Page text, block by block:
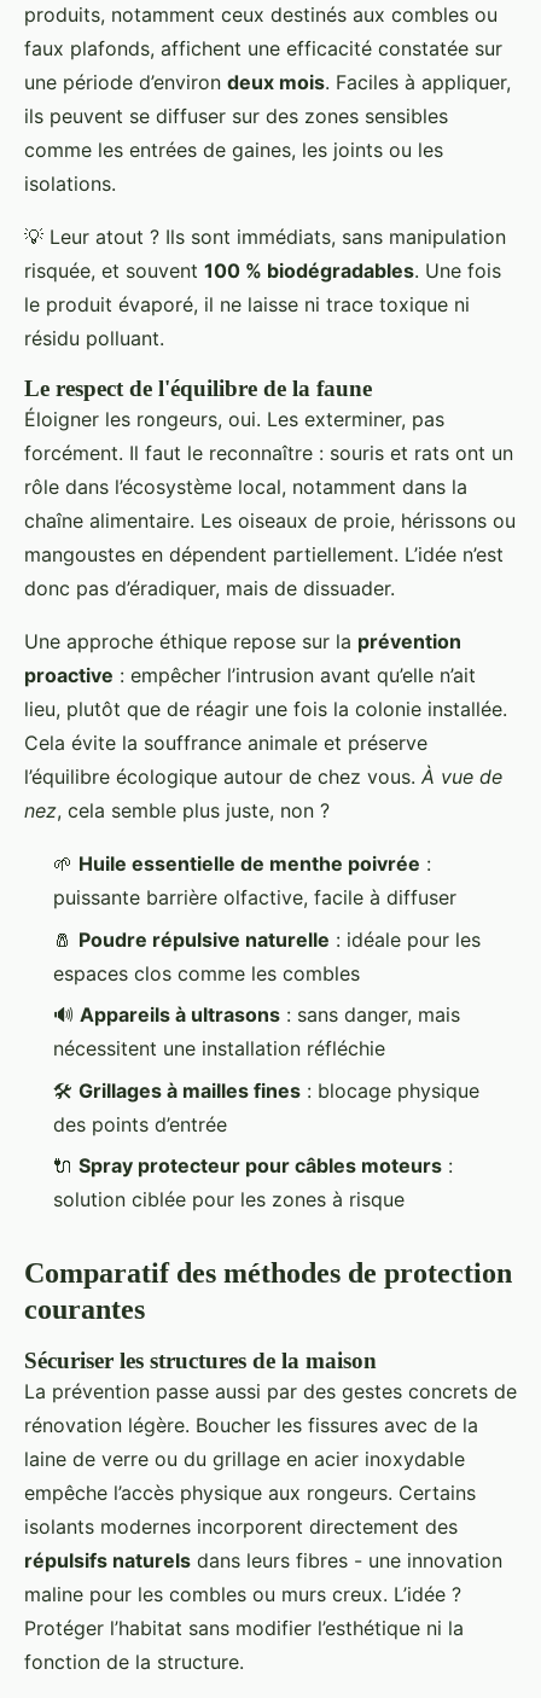
produits, notamment ceux destinés aux combles ou
faux plafonds, affichent une efficacité constatée sur
une période d’environ deux mois. Faciles à appliquer,
ils peuvent se diffuser sur des zones sensibles
comme les entrées de gaines, les joints ou les
isolations.
💡 Leur atout ? Ils sont immédiats, sans manipulation
risquée, et souvent 100 % biodégradables. Une fois
le produit évaporé, il ne laisse ni trace toxique ni
résidu polluant.
Le respect de l'équilibre de la faune
Éloigner les rongeurs, oui. Les exterminer, pas
forcément. Il faut le reconnaître : souris et rats ont un
rôle dans l’écosystème local, notamment dans la
chaîne alimentaire. Les oiseaux de proie, hérissons ou
mangoustes en dépendent partiellement. L’idée n’est
donc pas d’éradiquer, mais de dissuader.
Une approche éthique repose sur la prévention
proactive : empêcher l’intrusion avant qu’elle n’ait
lieu, plutôt que de réagir une fois la colonie installée.
Cela évite la souffrance animale et préserve
l’équilibre écologique autour de chez vous. À vue de
nez, cela semble plus juste, non ?
🌱 Huile essentielle de menthe poivrée :
puissante barrière olfactive, facile à diffuser
🧂 Poudre répulsive naturelle : idéale pour les
espaces clos comme les combles
🔊 Appareils à ultrasons : sans danger, mais
nécessitent une installation réfléchie
🛠️ Grillages à mailles fines : blocage physique
des points d’entrée
🔌 Spray protecteur pour câbles moteurs :
solution ciblée pour les zones à risque
Comparatif des méthodes de protection
courantes
Sécuriser les structures de la maison
La prévention passe aussi par des gestes concrets de
rénovation légère. Boucher les fissures avec de la
laine de verre ou du grillage en acier inoxydable
empêche l’accès physique aux rongeurs. Certains
isolants modernes incorporent directement des
répulsifs naturels dans leurs fibres - une innovation
maline pour les combles ou murs creux. L’idée ?
Protéger l’habitat sans modifier l’esthétique ni la
fonction de la structure.